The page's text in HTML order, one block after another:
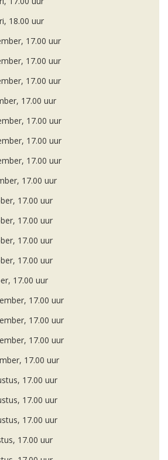
18.00 uur
17.00 uur
17.00 uur
17.00 uur
17.00 uur
17.00 uur
17.00 uur
17.00 uur
17.00 uur
17.00 uur
17.00 uur
17.00 uur
17.00 uur
17.00 uur
17.00 uur
17.00 uur
17.00 uur
17.00 uur
17.00 uur
17.00 uur
17.00 uur
17.00 uur